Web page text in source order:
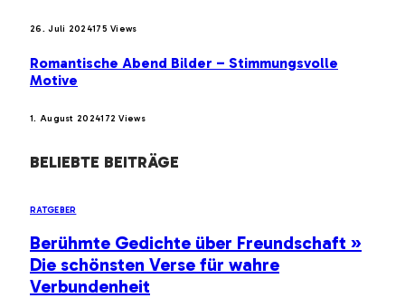
26. Juli 2024175Views
Romantische Abend Bilder – Stimmungsvolle
Motive
1. August 2024172Views
BELIEBTE BEITRÄGE
RATGEBER
Berühmte Gedichte über Freundschaft »
Die schönsten Verse für wahre
Verbundenheit